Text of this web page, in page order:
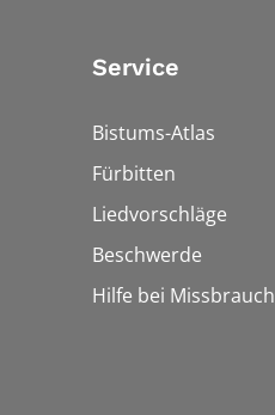
Service
Bistums-Atlas
Fürbitten
Liedvorschläge
Beschwerde
Hilfe bei Missbrauch